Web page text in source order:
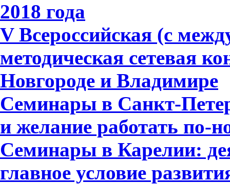
2018 года
V Всероссийская (с
методическая сетевая
Новгороде и Владимире
Семинары в Санкт-
и желание работать по-
Семинары в Карелии:
главное условие